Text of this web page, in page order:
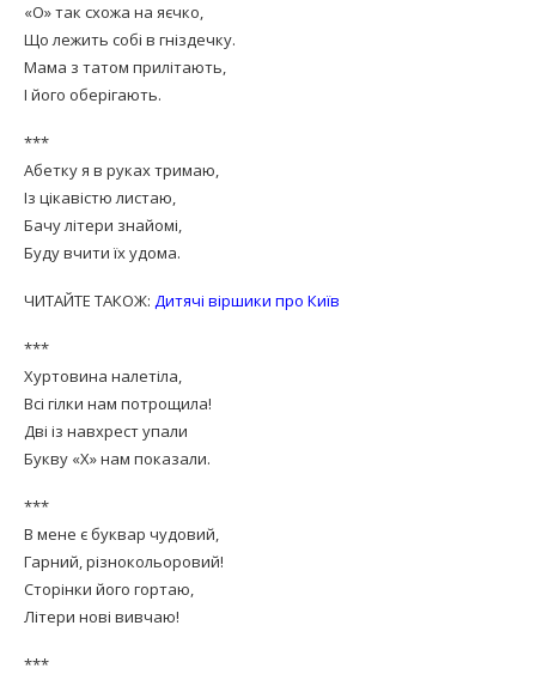
«О» так схожа на яєчко,
Що лежить собі в гніздечку.
Мама з татом прилітають,
І його оберігають.
***
Абетку я в руках тримаю,
Із цікавістю листаю,
Бачу літери знайомі,
Буду вчити їх удома.
ЧИТАЙТЕ ТАКОЖ: Дитячі віршики про Київ
***
Хуртовина налетіла,
Всі гілки нам потрощила!
Дві із навхрест упали
Букву «Х» нам показали.
***
В мене є буквар чудовий,
Гарний, різнокольоровий!
Сторінки його гортаю,
Літери нові вивчаю!
***